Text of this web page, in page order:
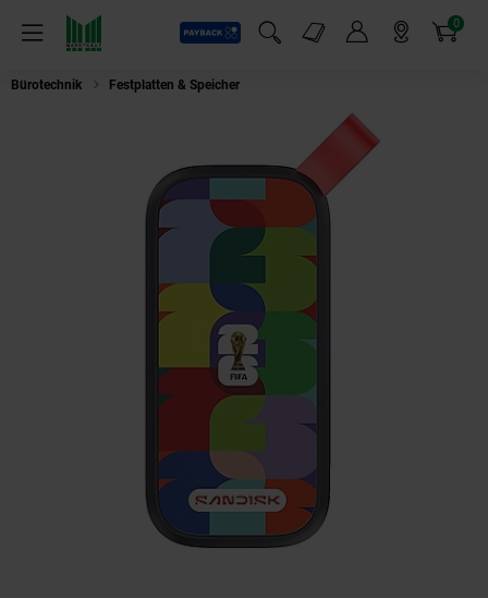
Menü
Payback
Suchfeld einblenden
Markt-Angebote 0
Artikel
Bürotechnik Festplatten & Speicher